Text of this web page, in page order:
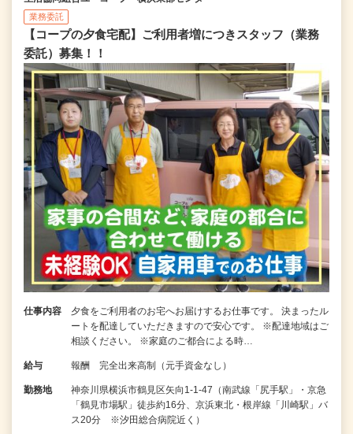
業務委託
【コープの夕食宅配】ご利用者増につきスタッフ（業務
委託）募集！！
仕事内容
夕食をご利用者のお宅へお届けするお仕事です。 決まったル
ートを配達していただきますので安心です。 ※配達地域はご
相談ください。 ※家庭のご都合による時…
給与 報酬 完全出来高制（元手資金なし）
勤務地
神奈川県横浜市鶴見区矢向1-1-47（南武線「尻手駅」・京急
「鶴見市場駅」徒歩約16分、京浜東北・根岸線「川崎駅」バ
ス20分 ※汐田総合病院近く）